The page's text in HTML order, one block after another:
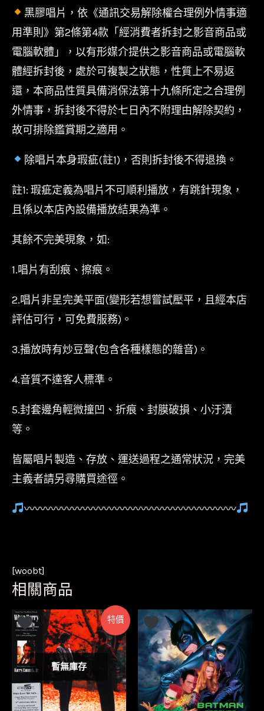
黑膠唱片，依《通訊交易解除權合理例外情事適
用準則》第2條第4款「經消費者拆封之影音商品或
電腦軟體」，以有形媒介提供之影音商品或電腦軟
體經拆封後，處於可複製之狀態，性質上不易返
還，本商品性質具備消保法第十九條所定之合理例
外情事，拆封後不得於七日內不附理由解除契約，
故可排除鑑賞期之適用。
除唱片本身瑕疵(註1)，否則拆封後不得退換。
註1: 瑕疵定義為唱片不可順利播放，有跳針現象，
且係以本店內設備播放結果為準。
其餘不完美現象，如:
1.唱片有刮痕、擦痕。
2.唱片非呈完美平面(變形若想嘗試壓平，且經本店
評估可行，可免費服務)。
3.播放時有炒豆聲(包含各種樣態的雜音)。
4.音質不達客人標準。
5.封套邊角輕微撞凹、折痕、封膜破損、小汙漬
等。
皆屬唱片製造、存放、運送過程之通常狀況，完美
主義者請另尋購買途徑。
〰〰〰〰〰〰〰〰〰〰〰〰〰〰〰〰〰〰〰〰
[woobt]
相關商品
特價
暫無庫存